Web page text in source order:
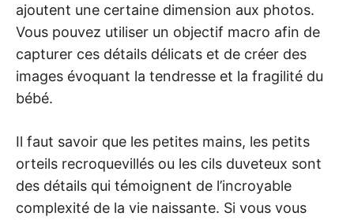
ajoutent une certaine dimension aux photos.
Vous pouvez utiliser un objectif macro afin de
capturer ces détails délicats et de créer des
images évoquant la tendresse et la fragilité du
bébé.
Il faut savoir que les petites mains, les petits
orteils recroquevillés ou les cils duveteux sont
des détails qui témoignent de l’incroyable
complexité de la vie naissante. Si vous vous